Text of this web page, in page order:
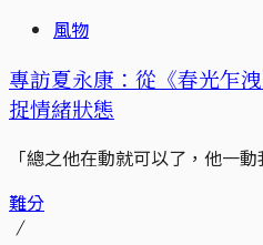
風物
專訪夏永康：從《春光乍
捉情緒狀態
「總之他在動就可以了，他一動
難分